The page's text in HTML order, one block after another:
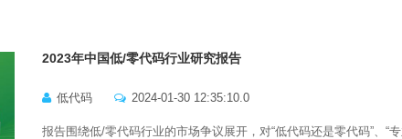
2023年中国低/零代码行业研究报告
低代码 2024-01-30 12:35:10.0
报告围绕低/零代码行业的市场争议展开，对“低代码还是零代码”、“